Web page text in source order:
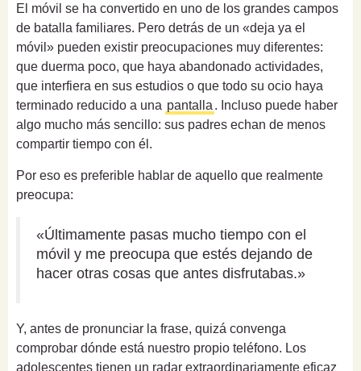
El móvil se ha convertido en uno de los grandes campos
de batalla familiares. Pero detrás de un «deja ya el
móvil» pueden existir preocupaciones muy diferentes:
que duerma poco, que haya abandonado actividades,
que interfiera en sus estudios o que todo su ocio haya
terminado reducido a una pantalla . Incluso puede haber
algo mucho más sencillo: sus padres echan de menos
compartir tiempo con él.
Por eso es preferible hablar de aquello que realmente
preocupa:
«Últimamente pasas mucho tiempo con el
móvil y me preocupa que estés dejando de
hacer otras cosas que antes disfrutabas.»
Y, antes de pronunciar la frase, quizá convenga
comprobar dónde está nuestro propio teléfono. Los
adolescentes tienen un radar extraordinariamente eficaz